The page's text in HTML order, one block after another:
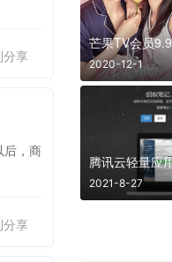
分享
后，商
分享
芒果TV会员
2020-12-1
2021-8-27